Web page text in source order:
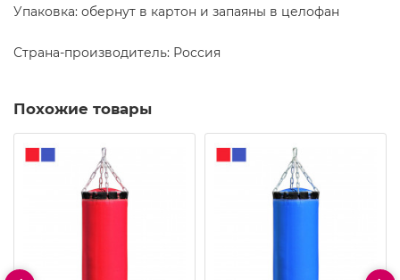
Упаковка: обернут в картон и запаяны в целофан
Страна-производитель: Россия
Похожие товары